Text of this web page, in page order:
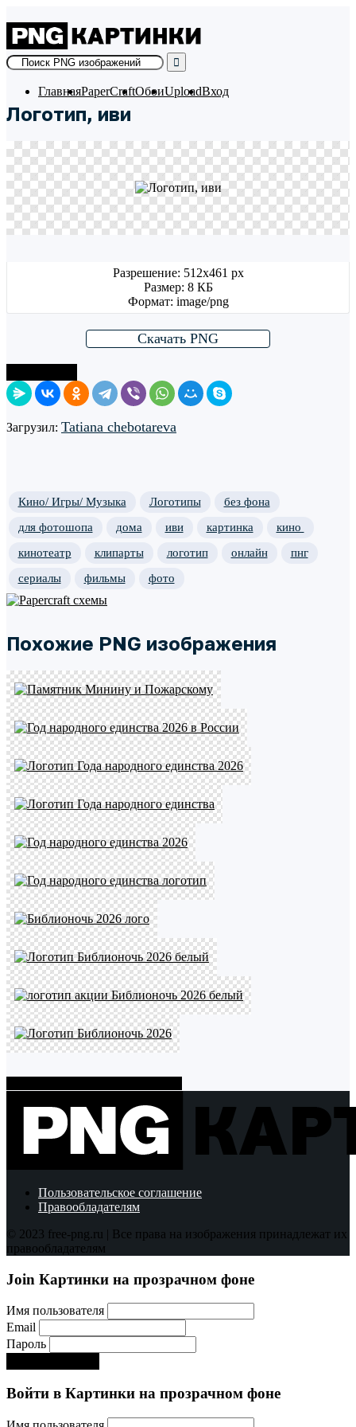
to
content
ГлавнаяPaperCraftОбоиUploadВход
Логотип, иви
Разрешение: 512x461 px
Размер: 8 КБ
Формат: image/png
Скачать PNG
Загрузил: Tatiana chebotareva
Кино/ Игры/ Музыка Логотипы
без фона
для фотошопа
дома иви картинка
кино
кинотеатр
клипарты логотип онлайн
пнг
сериалы
фильмы фото
Похожие PNG изображения
Пользовательское соглашение
Правообладателям
© 2023 free-png.ru | Все права на изображения принадлежат их
правообладателям
Join Картинки на прозрачном фоне
Имя пользователя
Email
Пароль
Войти в Картинки на прозрачном фоне